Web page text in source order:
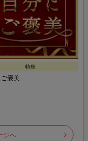
特集
褒美
ジへ